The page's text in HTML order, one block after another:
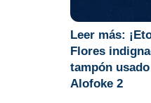
Leer más:
Flores
tampón
Alofoke 2